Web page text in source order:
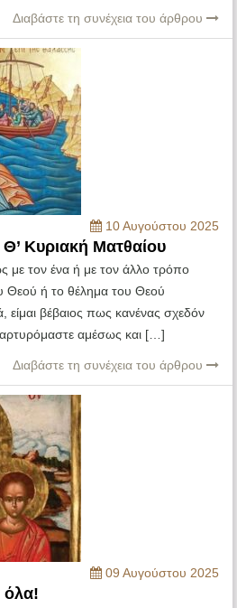
Διαβάστε τη συνέχεια του άρθρου
10 Αυγούστου 2025
Κυριακή Ματθαίου
με τον ένα ή με τον άλλο τρόπο
Θεού ή το θέλημα του Θεού
είμαι βέβαιος πως κανένας σχεδόν
αμέσως και […]
Διαβάστε τη συνέχεια του άρθρου
09 Αυγούστου 2025
όλα!